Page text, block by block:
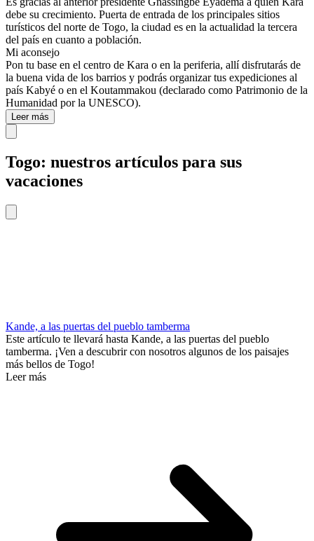
debe su crecimiento. Puerta de entrada de los principales sitios
turísticos del norte de Togo, la ciudad es en la actualidad la tercera
del país en cuanto a población.
Mi aconsejo
Pon tu base en el centro de Kara o en la periferia, allí disfrutarás de
la buena vida de los barrios y podrás organizar tus expediciones al
país Kabyé o en el Koutammakou (declarado como Patrimonio de la
Humanidad por la UNESCO).
Leer más
Togo: nuestros artículos para sus
vacaciones
Kande, a las puertas del pueblo tamberma
Este artículo te llevará hasta Kande, a las puertas del pueblo
tamberma. ¡Ven a descubrir con nosotros algunos de los paisajes
más bellos de Togo!
Leer más